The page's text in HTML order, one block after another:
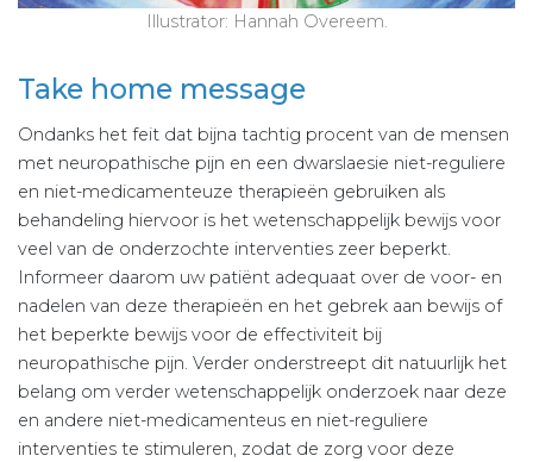
Illustrator: Hannah Overeem.
Take home message
Ondanks het feit dat bijna tachtig procent van de mensen
met neuropathische pijn en een dwarslaesie niet-reguliere
en niet-medicamenteuze therapieën gebruiken als
behandeling hiervoor is het wetenschappelijk bewijs voor
veel van de onderzochte interventies zeer beperkt.
Informeer daarom uw patiënt adequaat over de voor- en
nadelen van deze therapieën en het gebrek aan bewijs of
het beperkte bewijs voor de effectiviteit bij
neuropathische pijn. Verder onderstreept dit natuurlijk het
belang om verder wetenschappelijk onderzoek naar deze
en andere niet-medicamenteus en niet-reguliere
interventies te stimuleren, zodat de zorg voor deze